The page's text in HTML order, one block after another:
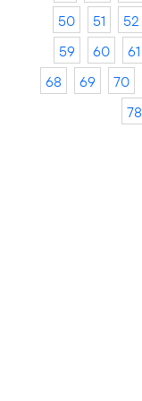
50
51 52
59
60 61
68
69 70
78